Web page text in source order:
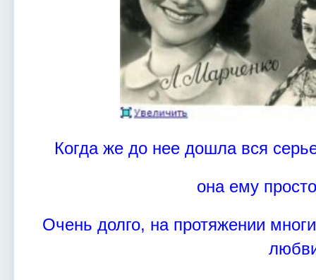
Когда же до нее дошла вся
она ему
Очень долго, на протяжении